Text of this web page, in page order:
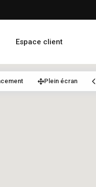
Espace client
Plein écran